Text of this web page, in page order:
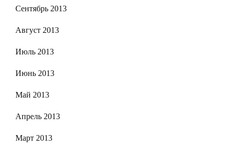
Сентябрь 2013
Август 2013
Июль 2013
Июнь 2013
Май 2013
Апрель 2013
Март 2013